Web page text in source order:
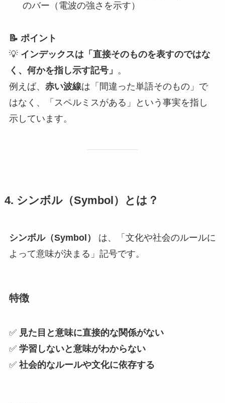
のバー（電波の強さを示す）
📝 ポイント
💡 インデックスは「直接そのものを表すのではな
く、何かを指し示す記号」 。
例えば、 赤い波線は「間違った単語そのもの」で
はなく、「スペルミスがある」という事実を指し
示しています。
4. シンボル（Symbol）とは？
シンボル（Symbol）
は、「文化や社会のルールに
よって意味が決まる」記号です。
特徴
✅ 見た目と意味に直接的な関係がない
✅ 学習しないと意味がわからない
✅ 社会的なルールや文化に依存する